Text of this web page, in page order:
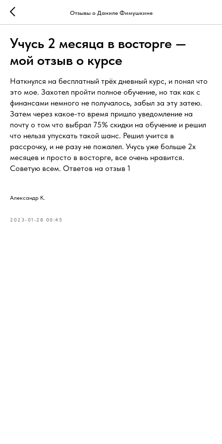
Отзывы о Даниле Фимушкине
Учусь 2 месяца в восторге —
мой отзыв о курсе
Наткнулся на бесплатный трёх дневный курс, и понял что
это мое. Захотел пройти полное обучение, но так как с
финансами немного не получалось, забыл за эту затею.
Затем через какое-то время пришло уведомление на
почту о том что выбрал 75% скидки на обучение и решил
что нельзя упускать такой шанс. Решил учится в
рассрочку, и не разу не пожалел. Учусь уже больше 2х
месяцев и просто в восторге, все очень нравится.
Советую всем. Ответов на отзыв 1
Александр К.
2023-01-28 00:45